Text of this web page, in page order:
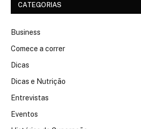
CATEGORIAS
Business
Comece a correr
Dicas
Dicas e Nutrição
Entrevistas
Eventos